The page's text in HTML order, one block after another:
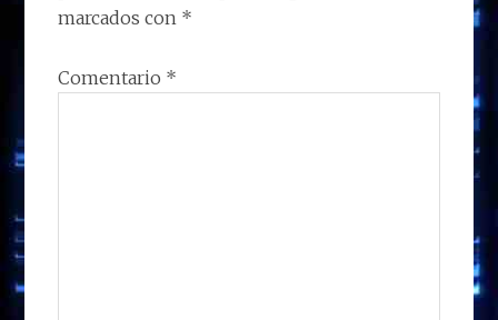
LECTORES
marcados con *
Comentario *